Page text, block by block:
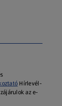
Hírlevél-
az e-